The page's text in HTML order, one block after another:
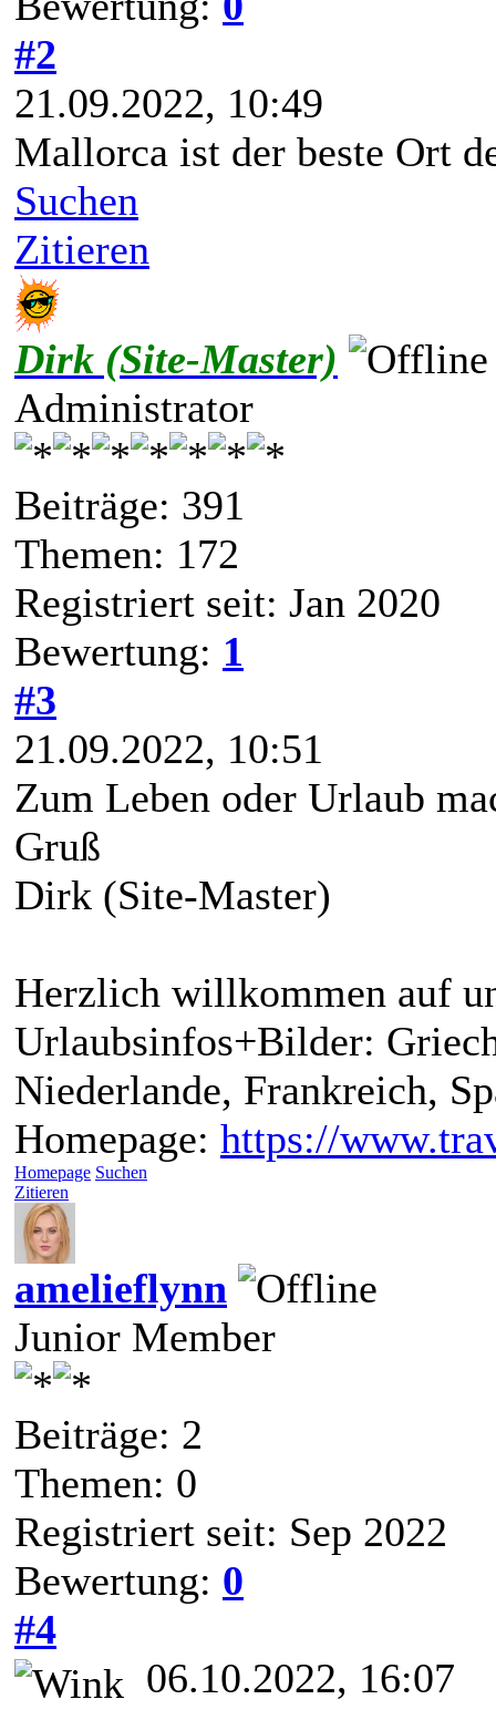
#2
21.09.2022, 10:49
Mallorca ist der beste Ort
Suchen
Zitieren
Dirk (Site-Master)
Administrator
Beiträge: 391
Themen: 172
Registriert seit: Jan 2020
Bewertung: 1
#3
21.09.2022, 10:51
Zum Leben oder Urlaub
Gruß
Dirk (Site-Master)
Herzlich willkommen auf
Urlaubsinfos+Bilder:
Niederlande, Frankreich,
Homepage: https://
Homepage Suchen
Zitieren
amelieflynn
Junior Member
Beiträge: 2
Themen: 0
Registriert seit: Sep 2022
Bewertung: 0
#4
06.10.2022, 16:07